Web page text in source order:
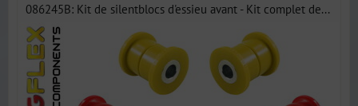
086245B: Kit de silentblocs d'essieu avant - Kit complet de...